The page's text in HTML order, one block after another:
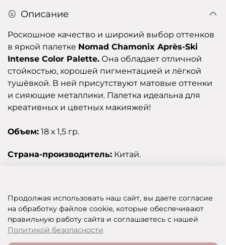
Описание
Роскошное качество и широкий выбор оттенков
в яркой палетке Nomad Chamonix Après-Ski
Intense Color Palette. Она обладает отличной
стойкостью, хорошей пигментацией и лёгкой
тушёвкой. В ней присутствуют матовые оттенки
и сияющие металлики. Палетка идеальна для
креативных и цветных макияжей!
Объем: 18 х 1,5 гр.
Страна-производитель: Китай.
SHOP OF BEAUTY - МУЛЬТИБРЕНДОВЫЙ ИНТЕРНЕТ-МАГАЗИН КОСМЕТИКИ
Продолжая использовать наш сайт, вы даете согласие
на обработку файлов cookie, которые обеспечивают
правильную работу сайта и соглашаетесь с нашей
Политикой безопасности